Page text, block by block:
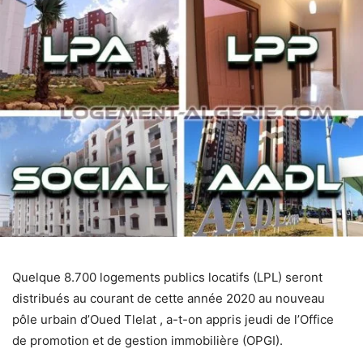
Quelque 8.700 logements publics locatifs (LPL) seront
distribués au courant de cette année 2020 au nouveau
pôle urbain d’Oued Tlelat , a-t-on appris jeudi de l’Office
de promotion et de gestion immobilière (OPGI).